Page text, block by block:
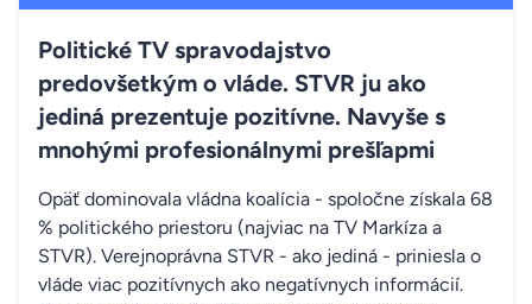
Politické TV spravodajstvo
predovšetkým o vláde. STVR ju ako
jediná prezentuje pozitívne. Navyše s
mnohými profesionálnymi prešľapmi
Opäť dominovala vládna koalícia - spoločne získala 68
% politického priestoru (najviac na TV Markíza a
STVR). Verejnoprávna STVR - ako jediná - priniesla o
vláde viac pozitívnych ako negatívnych informácií.